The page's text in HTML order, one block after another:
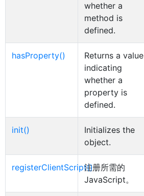
whether a
method is
defined.
hasProperty()
Returns a value
indicating
whether a
property is
defined.
init()
Initializes the
object.
registerClientScript()注册所需的
JavaScript。